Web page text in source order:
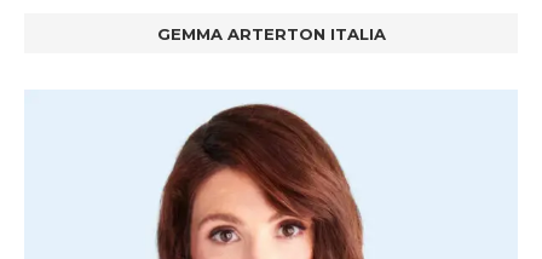
GEMMA ARTERTON ITALIA